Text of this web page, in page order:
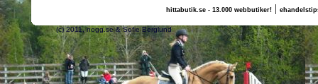
hittabutik.se - 13.000 webbutiker!|
(c) 2011, nogg.se & Sofie Berglund